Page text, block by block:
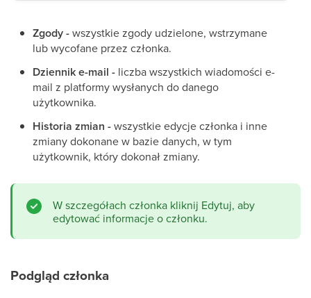
Zgody -wszystkie zgody udzielone, wstrzymane
lub wycofane przez członka.
Dziennik e-mail - liczba wszystkich wiadomości e-
mail z platformy wysłanych do danego
użytkownika.
Historia zmian -wszystkie edycje członka i inne
zmiany dokonane w bazie danych, w tym
użytkownik, który dokonał zmiany.
W szczegółach członka kliknij Edytuj, aby
edytować informacje o członku.
Podgląd członka